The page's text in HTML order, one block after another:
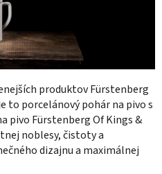
produktovFürstenberg
to porcelánový pohár na pivo s
pivo Fürstenberg Of Kings &
noblesy, čistoty a
dizajnu a maximálnej